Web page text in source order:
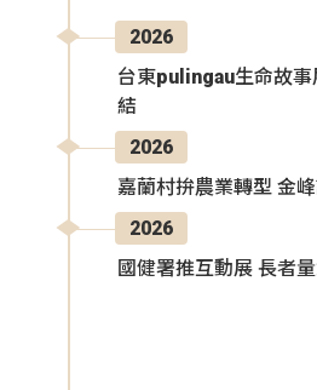
2026
台東pulingau生命故事
結
2026
嘉蘭村拚農業轉型 金
2026
國健署推互動展 長者